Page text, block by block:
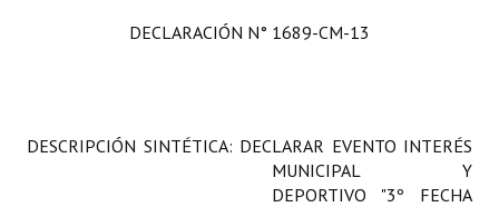
Comisiones EspecialesDECLARACIÓN N° 1689-CM-13
DESCRIPCIÓN SINTÉTICA: DECLARAR EVENTO INTERÉS
MUNICIPAL Y
DEPORTIVO "3º FECHA